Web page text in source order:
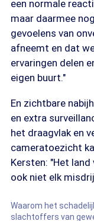
In de middag
het
meisje
haar moeder
terwijl het druk
politie een 54-
Zuid. Vandaag
de verdachte
een normale
maar daarmee
gevoelens van
afneemt en dat
ervaringen delen
eigen buurt."
En zichtbare
en extra
het draagvlak en
cameratoezicht
Kersten: "Het
ook niet elk
Waarom het
slachtoffers van